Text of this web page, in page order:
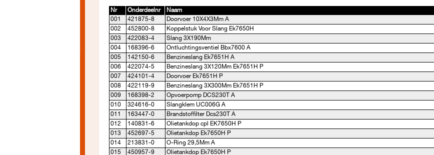
Nr Onderdeelnr
Naam
001
421875-8
Doorvoer 10X4X3Mm A
002
452800-8
Koppelstuk Voor Slang Ek7650H
003
422083-4
Slang 3X190Mm
004
168396-6
Ontluchtingsventiel Bbx7600 A
005
142150-6
Benzineslang Ek7651H A
006
422074-5
Benzineslang 3X120Mm Ek7651H P
007
424101-4
Doorvoer Ek7651H P
008
422119-9
Benzineslang 3X300Mm Ek7651H P
009
168398-2
Opvoerpomp DCS230T A
010
324616-0
Slangklem UC006G A
011
163447-0
Brandstoffilter Dcs230T A
012
140831-6
Olietankdop cpl EK7650H P
013
452697-5
Olietankdop Ek7650H P
014
213831-0
O-Ring 29,5Mm A
015
450957-9
Olietankdop Ek7650H P